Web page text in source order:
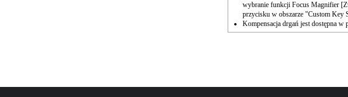
wybranie funkcji Focus Magnifier
przycisku w obszarze "Custom Key
Kompensacja drgań jest dostępna